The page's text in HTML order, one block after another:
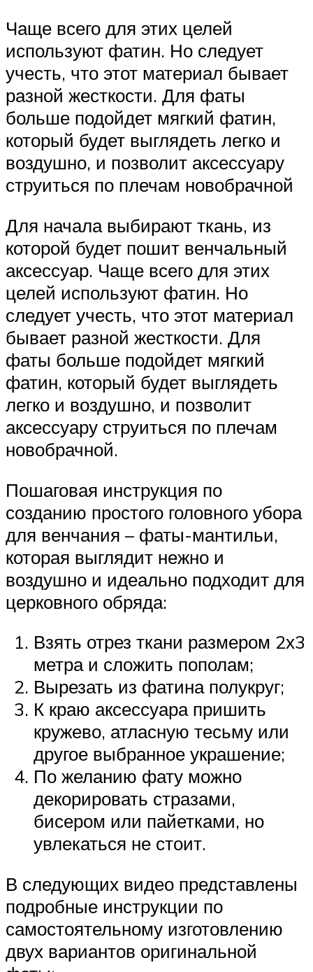
Чаще всего для этих целей
используют фатин. Но следует
учесть, что этот материал бывает
разной жесткости. Для фаты
больше подойдет мягкий фатин,
который будет выглядеть легко и
воздушно, и позволит аксессуару
струиться по плечам новобрачной
Для начала выбирают ткань, из
которой будет пошит венчальный
аксессуар. Чаще всего для этих
целей используют фатин. Но
следует учесть, что этот материал
бывает разной жесткости. Для
фаты больше подойдет мягкий
фатин, который будет выглядеть
легко и воздушно, и позволит
аксессуару струиться по плечам
новобрачной.
Пошаговая инструкция по
созданию простого головного убора
для венчания – фаты-мантильи,
которая выглядит нежно и
воздушно и идеально подходит для
церковного обряда:
Взять отрез ткани размером 2х3
метра и сложить пополам;
Вырезать из фатина полукруг;
К краю аксессуара пришить
кружево, атласную тесьму или
другое выбранное украшение;
По желанию фату можно
декорировать стразами,
бисером или пайетками, но
увлекаться не стоит.
В следующих видео представлены
подробные инструкции по
самостоятельному изготовлению
двух вариантов оригинальной